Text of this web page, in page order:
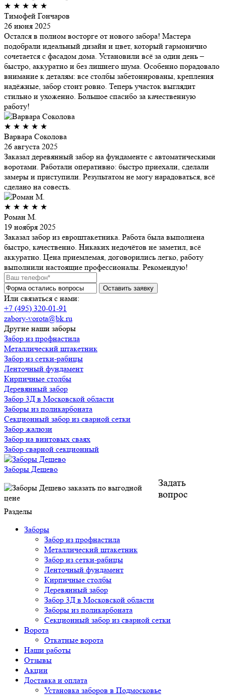
★ ★ ★ ★ ★
Тимофей Гончаров
26 июня 2025
Остался в полном восторге от нового забора! Мастера
подобрали идеальный дизайн и цвет, который гармонично
сочетается с фасадом дома. Установили всё за один день –
быстро, аккуратно и без лишнего шума. Особенно порадовало
внимание к деталям: все столбы забетонированы, крепления
надёжные, забор стоит ровно. Теперь участок выглядит
стильно и ухоженно. Большое спасибо за качественную
работу!
★ ★ ★ ★ ★
Варвара Соколова
26 августа 2025
Заказал деревянный забор на фундаменте с автоматическими
воротами. Работали оперативно: быстро приехали, сделали
замеры и приступили. Результатом не могу нарадоваться, всё
сделано на совесть.
★ ★ ★ ★ ★
Роман М.
19 ноября 2025
Заказал забор из евроштакетника. Работа была выполнена
быстро, качественно. Никаких недочётов не заметил, всё
аккуратно. Цена приемлемая, договорились легко, работу
выполнили настоящие профессионалы. Рекомендую!
Или связаться с нами:
+7 (495) 320-01-91
zabory-vorota@bk.ru
Другие наши заборы
Забор из профнастила
Металлический штакетник
Забор из сетки-рабицы
Ленточный фундамент
Кирпичные столбы
Деревянный забор
Забор 3Д в Московской области
Заборы из поликарбоната
Секционный забор из сварной сетки
Забор жалюзи
Забор на винтовых сваях
Забор сварной секционный
Заборы Дешево
Задать
вопрос
Разделы
Заборы
Забор из профнастила
Металлический штакетник
Забор из сетки-рабицы
Ленточный фундамент
Кирпичные столбы
Деревянный забор
Забор 3Д в Московской области
Заборы из поликарбоната
Секционный забор из сварной сетки
Ворота
Откатные ворота
Наши работы
Отзывы
Акции
Доставка и оплата
Установка заборов в Подмосковье